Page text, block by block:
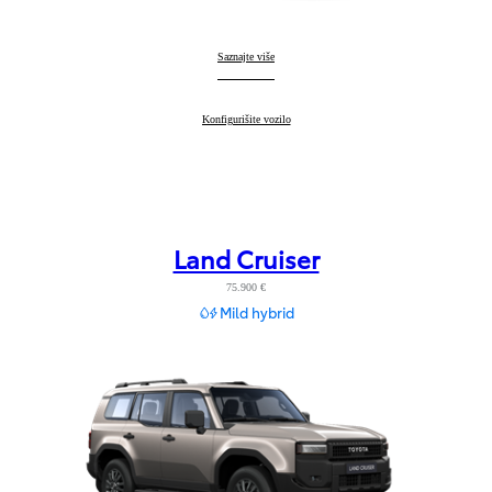
RAV4:
Saznajte više
RAV4:
Konfigurišite vozilo
Land Cruiser
75.900 €
Mild hybrid